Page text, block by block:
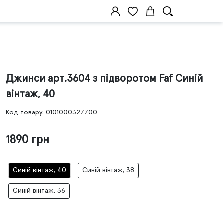
Джинси арт.3604 з підворотом Faf Синій
вінтаж, 40
Код товару: 0101000327700
1890 грн
Синій вінтаж, 40 Синій вінтаж, 38
Синій вінтаж, 36